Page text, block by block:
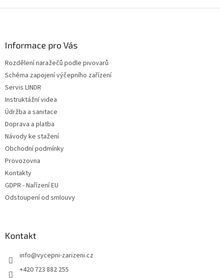
Informace pro Vás
Rozdělení naražečů podle pivovarů
Schéma zapojení výčepního zařízení
Servis LINDR
Instruktážní videa
Údržba a sanitace
Doprava a platba
Návody ke stažení
Obchodní podmínky
Provozovna
Kontakty
GDPR - Nařízení EU
Odstoupení od smlouvy
Kontakt
info@vycepni-zarizeni.cz
+420 723 882 255